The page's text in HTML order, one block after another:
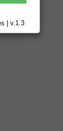
| v.1.3